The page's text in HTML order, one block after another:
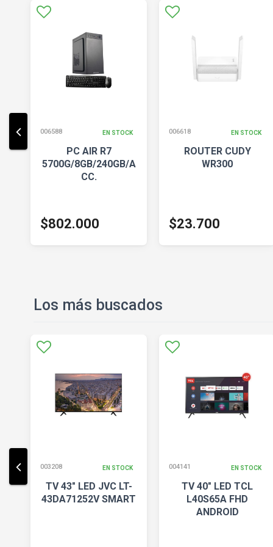
006588 EN STOCK
PC AIR R7
5700G/8GB/240GB/A
CC.
$802.000
006618 EN STOCK
ROUTER CUDY
WR300
$23.700
Los más buscados
003208 EN STOCK
TV 43" LED JVC LT-
43DA71252V SMART
004141 EN STOCK
TV 40" LED TCL
L40S65A FHD
ANDROID